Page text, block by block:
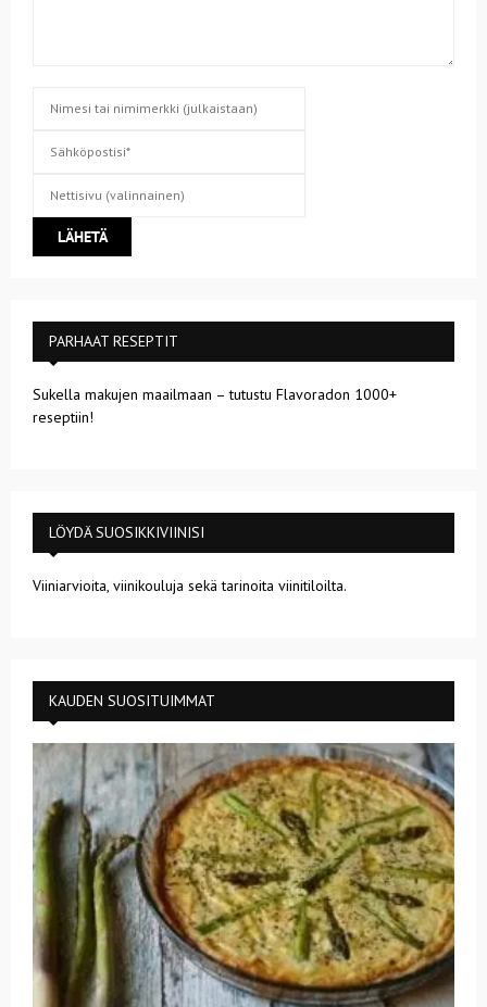
PARHAAT RESEPTIT
Sukella makujen maailmaan – tutustu Flavoradon 1000+
reseptiin!
LÖYDÄ SUOSIKKIVIINISI
Viiniarvioita, viinikouluja sekä tarinoita viinitiloilta.
KAUDEN SUOSITUIMMAT